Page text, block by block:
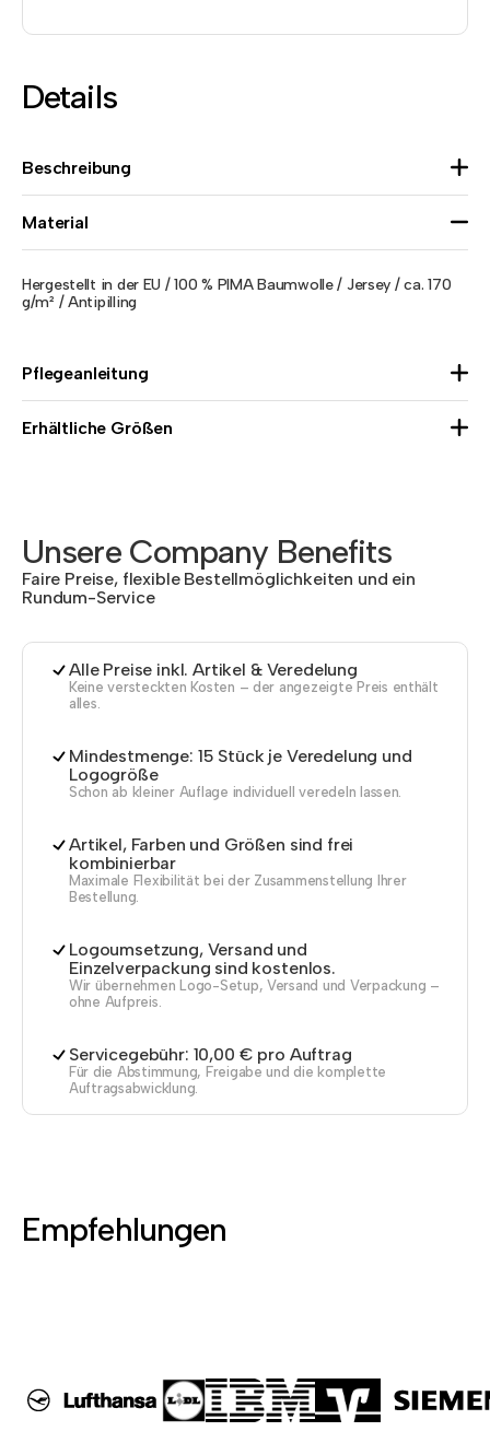
Details
Beschreibung
Material
Hergestellt in der EU / 100 % PIMA Baumwolle / Jersey / ca. 170
g/m² / Antipilling
Pflegeanleitung
Erhältliche Größen
Unsere Company Benefits
Faire Preise, flexible Bestellmöglichkeiten und ein
Rundum-Service
Alle Preise inkl. Artikel & Veredelung
Keine versteckten Kosten – der angezeigte Preis enthält
alles.
Mindestmenge: 15 Stück je Veredelung und
Logogröße
Schon ab kleiner Auflage individuell veredeln lassen.
Artikel, Farben und Größen sind frei
kombinierbar
Maximale Flexibilität bei der Zusammenstellung Ihrer
Bestellung.
Logoumsetzung, Versand und
Einzelverpackung sind kostenlos.
Wir übernehmen Logo-Setup, Versand und Verpackung –
ohne Aufpreis.
Servicegebühr: 10,00 € pro Auftrag
Für die Abstimmung, Freigabe und die komplette
Auftragsabwicklung.
Empfehlungen